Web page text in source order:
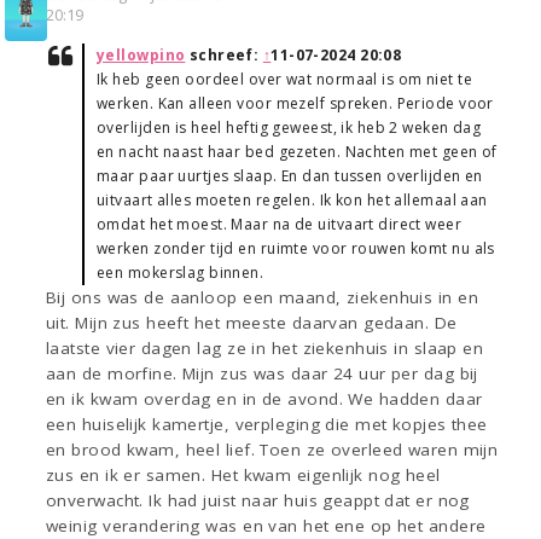
20:19
yellowpino schreef: ↑11-07-2024 20:08
Ik heb geen oordeel over wat normaal is om niet te
werken. Kan alleen voor mezelf spreken. Periode voor
overlijden is heel heftig geweest, ik heb 2 weken dag
en nacht naast haar bed gezeten. Nachten met geen of
maar paar uurtjes slaap. En dan tussen overlijden en
uitvaart alles moeten regelen. Ik kon het allemaal aan
omdat het moest. Maar na de uitvaart direct weer
werken zonder tijd en ruimte voor rouwen komt nu als
een mokerslag binnen.
Bij ons was de aanloop een maand, ziekenhuis in en
uit. Mijn zus heeft het meeste daarvan gedaan. De
laatste vier dagen lag ze in het ziekenhuis in slaap en
aan de morfine. Mijn zus was daar 24 uur per dag bij
en ik kwam overdag en in de avond. We hadden daar
een huiselijk kamertje, verpleging die met kopjes thee
en brood kwam, heel lief. Toen ze overleed waren mijn
zus en ik er samen. Het kwam eigenlijk nog heel
onverwacht. Ik had juist naar huis geappt dat er nog
weinig verandering was en van het ene op het andere